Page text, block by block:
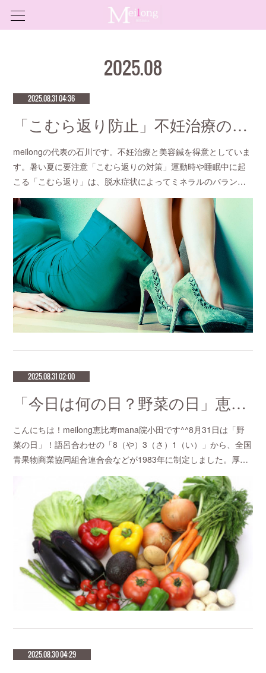
2025.08
2025.08.31 04:36
「こむら返り防止」不妊治療の成功率が高い鍼灸サロン 恵比寿meilong
meilongの代表の石川です。不妊治療と美容鍼を得意としていま
す。暑い夏に要注意「こむら返りの対策」運動時や睡眠中に起
こる「こむら返り」は、脱水症状によってミネラルのバラン…
2025.08.31 02:00
「今日は何の日？野菜の日」恵比寿で1番人気のマタニティサロンmeilong
こんにちは！meilong恵比寿mana院小田です^^8月31日は「野
菜の日」！語呂合わせの「8（や）3（さ）1（い）」から、全国
青果物商業協同組合連合会などが1983年に制定しました。厚…
2025.08.30 04:29